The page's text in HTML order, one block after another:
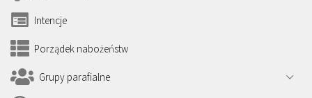
Intencje
Porządek nabożeństw
Grupy parafialne